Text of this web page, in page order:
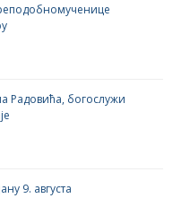
Радовића, богослужи
9. августа